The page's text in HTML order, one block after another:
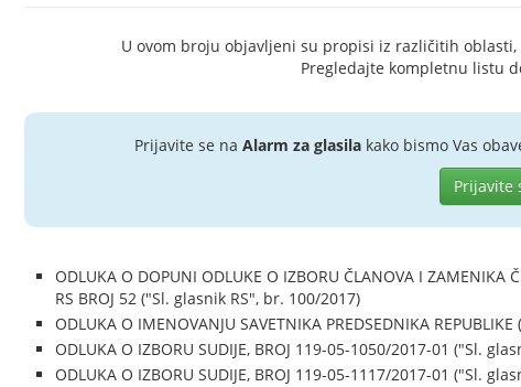
U ovom broju objavljeni su propisi iz različitih
Pregledajte kompletnu listu
Prijavite se na Alarm za glasilakako bismo Vas
Prijavite
ODLUKA O DOPUNI ODLUKE O IZBORU ČLANOVA I ZAMENIKA
RS BROJ 52 ("Sl. glasnik RS", br. 100/2017)
ODLUKA O IMENOVANJU SAVETNIKA PREDSEDNIKA
ODLUKA O IZBORU SUDIJE, BROJ 119-05-1050/2017-01 ("Sl.
ODLUKA O IZBORU SUDIJE, BROJ 119-05-1117/2017-01 ("Sl.